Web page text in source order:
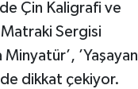
Çin Kaligrafi ve
Matraki Sergisi
Minyatür’, ’Yaşayan
dikkat çekiyor.